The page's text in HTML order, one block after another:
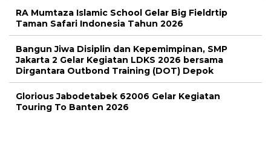
RA Mumtaza Islamic School Gelar Big Fieldrtip
Taman Safari Indonesia Tahun 2026
Bangun Jiwa Disiplin dan Kepemimpinan, SMP
Jakarta 2 Gelar Kegiatan LDKS 2026 bersama
Dirgantara Outbond Training (DOT) Depok
Glorious Jabodetabek 62006 Gelar Kegiatan
Touring To Banten 2026